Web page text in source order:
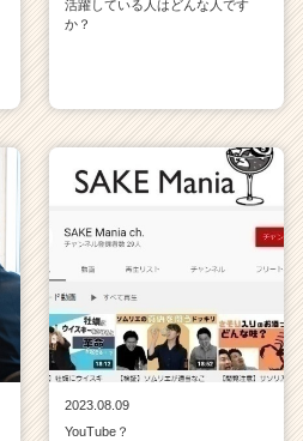
活躍している人はどんな人です
か？
2023.08.09
YouTube？